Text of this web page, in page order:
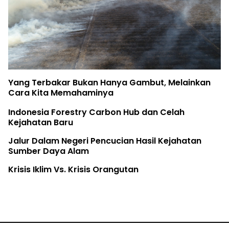
Yang Terbakar Bukan Hanya Gambut, Melainkan
Cara Kita Memahaminya
Indonesia Forestry Carbon Hub dan Celah
Kejahatan Baru
Jalur Dalam Negeri Pencucian Hasil Kejahatan
Sumber Daya Alam
Krisis Iklim Vs. Krisis Orangutan